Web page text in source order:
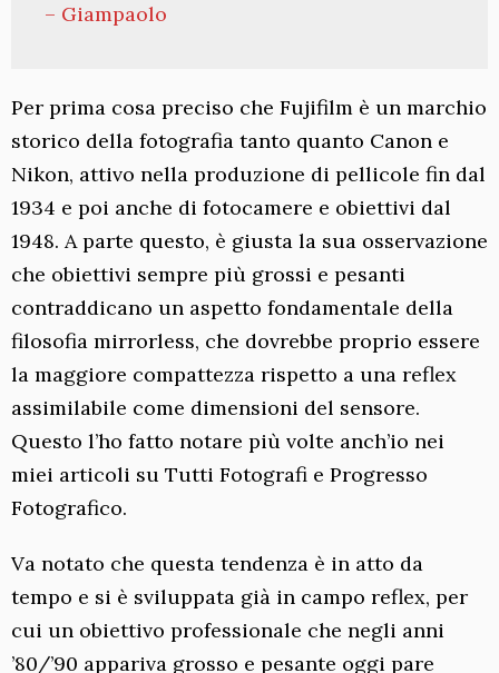
– Giampaolo
Per prima cosa preciso che Fujifilm è un marchio
storico della fotografia tanto quanto Canon e
Nikon, attivo nella produzione di pellicole fin dal
1934 e poi anche di fotocamere e obiettivi dal
1948. A parte questo, è giusta la sua osservazione
che obiettivi sempre più grossi e pesanti
contraddicano un aspetto fondamentale della
filosofia mirrorless, che dovrebbe proprio essere
la maggiore compattezza rispetto a una reflex
assimilabile come dimensioni del sensore.
Questo l’ho fatto notare più volte anch’io nei
miei articoli su Tutti Fotografi e Progresso
Fotografico.
Va notato che questa tendenza è in atto da
tempo e si è sviluppata già in campo reflex, per
cui un obiettivo professionale che negli anni
’80/’90 appariva grosso e pesante oggi pare